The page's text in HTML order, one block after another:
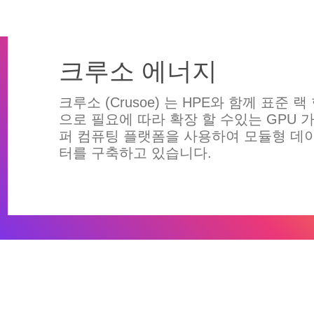
크루소 에너지
크루소 (Crusoe) 는 HPE와 함께 표준 랙
으로 필요에 따라 확장 할 수있는 GPU
퍼 컴퓨팅 플랫폼을 사용하여 모듈형 데
터를 구축하고 있습니다.